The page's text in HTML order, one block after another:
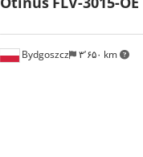
Bydgoszcz ۳٬۶۵۰ km